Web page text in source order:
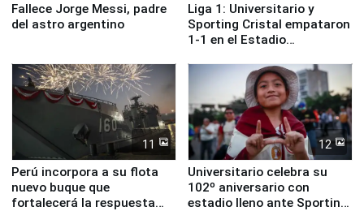
Fallece Jorge Messi, padre
del astro argentino
Liga 1: Universitario y
Sporting Cristal empataron
1-1 en el Estadio
11
Perú incorpora a su flota
nuevo buque que
fortalecerá la respuesta
12
Universitario celebra su
102º aniversario con
estadio lleno ante Sporting